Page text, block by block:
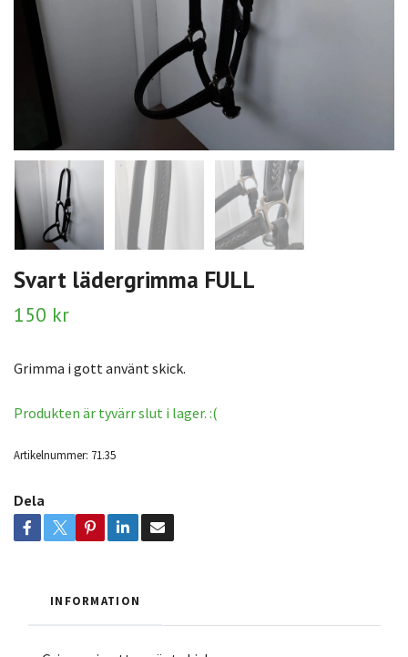
Svart lädergrimma FULL
150 kr
Grimma i gott använt skick.
Produkten är tyvärr slut i lager. :(
Artikelnummer: 71.35
Dela
INFORMATION